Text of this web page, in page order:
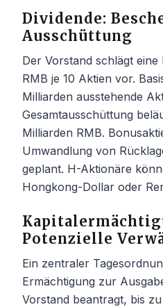
Dividende:
Ausschüttung
Der Vorstand schlägt
RMB je 10 Aktien vor.
Milliarden ausstehende
Gesamtausschüttung
Milliarden RMB.
Umwandlung von
geplant. H-Aktionäre
Hongkong-Dollar oder
Potenzielle
Ein zentraler
Ermächtigung zur
Vorstand beantragt, bis